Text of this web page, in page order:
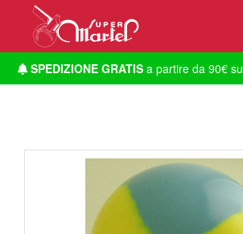
SPEDIZIONE GRATISa partire da 90€